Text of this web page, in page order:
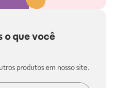
o que você
produtos em nosso site.